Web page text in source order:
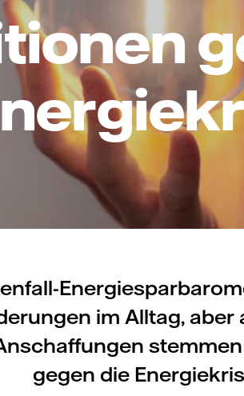
im Alltag, aber
gegen die